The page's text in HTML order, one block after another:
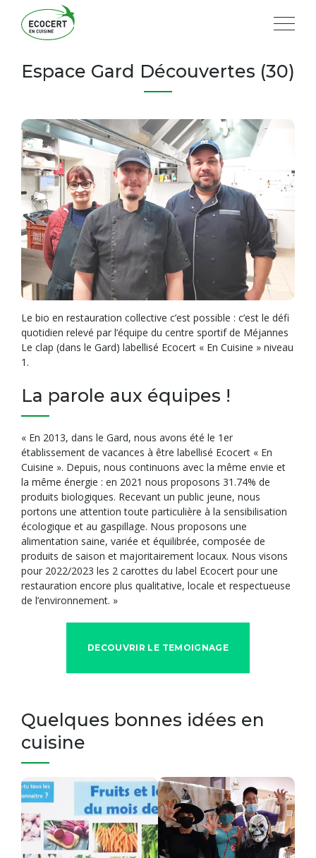
Espace Gard Découvertes (30)
Le bio en restauration collective c’est possible : c’est le défi
quotidien relevé par l’équipe du centre sportif de Méjannes
Le clap (dans le Gard) labellisé Ecocert « En Cuisine » niveau
1.
La parole aux équipes !
« En 2013, dans le Gard, nous avons été le 1er
établissement de vacances à être labellisé Ecocert « En
Cuisine ». Depuis, nous continuons avec la même envie et
la même énergie : en 2021 nous proposons 31.74% de
produits biologiques. Recevant un public jeune, nous
portons une attention toute particulière à la sensibilisation
écologique et au gaspillage. Nous proposons une
alimentation saine, variée et équilibrée, composée de
produits de saison et majoritairement locaux. Nous visons
pour 2022/2023 les 2 carottes du label Ecocert pour une
restauration encore plus qualitative, locale et respectueuse
de l’environnement. »
DECOUVRIR LE TEMOIGNAGE
Quelques bonnes idées en
cuisine